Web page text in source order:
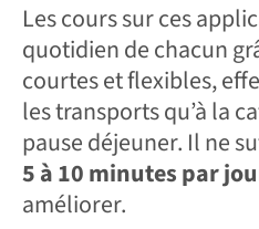
Les cours sur ces
quotidien de chacun
courtes et flexibles,
les transports qu’à la
pause déjeuner. Il ne
5 à 10 minutespar
améliorer.